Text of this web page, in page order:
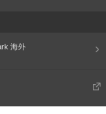
海外